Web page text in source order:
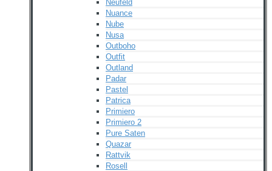
Neufeld
Nuance
Nube
Nusa
Outboho
Outfit
Outland
Padar
Pastel
Patrica
Primiero
Primiero 2
Pure Saten
Quazar
Rattvik
Rosell